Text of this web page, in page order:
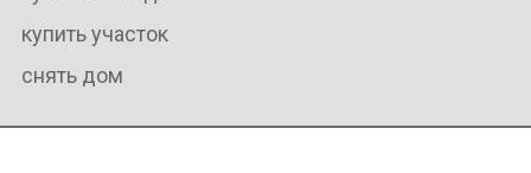
купить участок
снять дом